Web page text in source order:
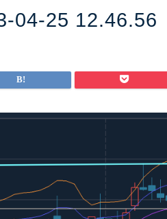
04-25 12.46.56